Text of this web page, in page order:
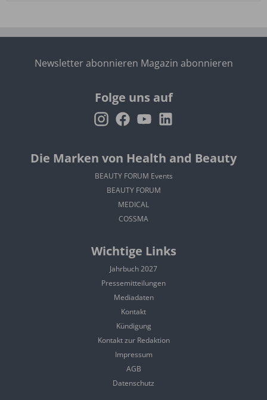
Newsletter abonnieren Magazin abonnieren
Folge uns auf
Die Marken von Health and Beauty
BEAUTY FORUM Events
BEAUTY FORUM
MEDICAL
COSSMA
Wichtige Links
Jahrbuch 2027
Pressemitteilungen
Mediadaten
Kontakt
Kündigung
Kontakt zur Redaktion
Impressum
AGB
Datenschutz